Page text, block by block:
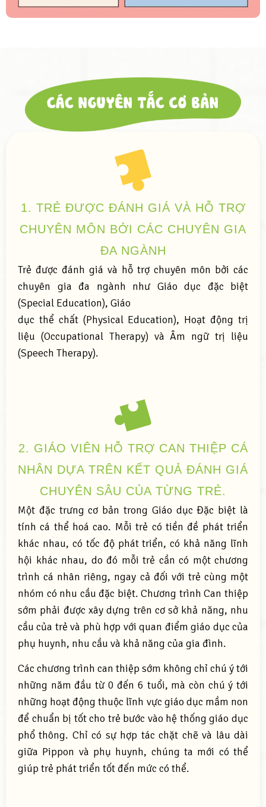
1. TRẺ ĐƯỢC ĐÁNH GIÁ VÀ HỖ TRỢ
CHUYÊN MÔN BỞI CÁC CHUYÊN GIA
ĐA NGÀNH
Trẻ được đánh giá và hỗ trợ chuyên môn bởi các
chuyên gia đa ngành như Giáo dục đặc biệt
(Special Education), Giáo
dục thể chất (Physical Education), Hoạt động trị
liệu (Occupational Therapy) và Âm ngữ trị liệu
(Speech Therapy).
2. GIÁO VIÊN HỖ TRỢ CAN THIỆP CÁ
NHÂN DỰA TRÊN KẾT QUẢ ĐÁNH GIÁ
CHUYÊN SÂU CỦA TỪNG TRẺ.
Một đặc trưng cơ bản trong Giáo dục Đặc biệt là
tính cá thể hoá cao. Mỗi trẻ có tiền đề phát triển
khác nhau, có tốc độ phát triển, có khả năng lĩnh
hội khác nhau, do đó mỗi trẻ cần có một chương
trình cá nhân riêng, ngay cả đối với trẻ cùng một
nhóm có nhu cầu đặc biệt. Chương trình Can thiệp
sớm phải được xây dựng trên cơ sở khả năng, nhu
cầu của trẻ và phù hợp với quan điểm giáo dục của
phụ huynh, nhu cầu và khả năng của gia đình.
Các chương trình can thiệp sớm không chỉ chú ý tới
những năm đầu từ 0 đến 6 tuổi, mà còn chú ý tới
những hoạt động thuộc lĩnh vực giáo dục mầm non
để chuẩn bị tốt cho trẻ bước vào hệ thống giáo dục
phổ thông. Chỉ có sự hợp tác chặt chẽ và lâu dài
giữa Pippon và phụ huynh, chúng ta mới có thể
giúp trẻ phát triển tốt đến mức có thể.